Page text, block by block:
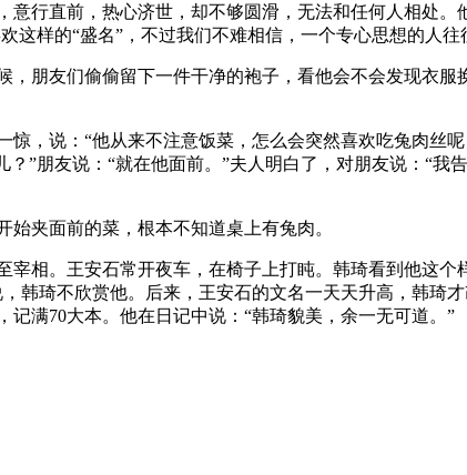
行直前，热心济世，却不够圆滑，无法和任何人相处
样的“盛名”，不过我们不难相信，一个专心思想的人往
朋友们偷偷留下一件干净的袍子，看他会不会发现衣
，说：“他从来不注意饭菜，怎么会突然喜欢吃兔肉丝
”朋友说：“就在他面前。”夫人明白了，对朋友说：“
夹面前的菜，根本不知道桌上有兔肉。
相。王安石常开夜车，在椅子上打盹。韩琦看到他这
韩琦不欣赏他。后来，王安石的文名一天天升高，韩琦
满70大本。他在日记中说：“韩琦貌美，余一无可道。”